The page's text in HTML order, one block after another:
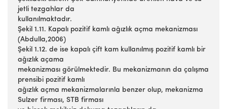
jetli tezgahlar da
kullanılmaktadır.
Şekil 1.11. Kapalı pozitif kamlı ağızlık açma mekanizması
(Abdulla,2006)
Şekil 1.12. de ise kapalı çift kam kullanılmış pozitif kamlı bir
ağızlık açama
mekanizması görülmektedir. Bu mekanizmanın da çalışma
prensibi pozitif kamlı
ağızlık açma mekanizmalarınla benzer olup, mekanizma
Sulzer firması, STB firması